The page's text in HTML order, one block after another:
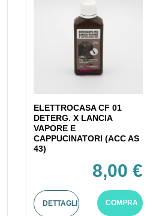
ELETTROCASA CF 01
DETERG. X LANCIA
VAPORE E
CAPPUCINATORI (ACC AS
43)
8,00 €
DETTAGLI COMPRA